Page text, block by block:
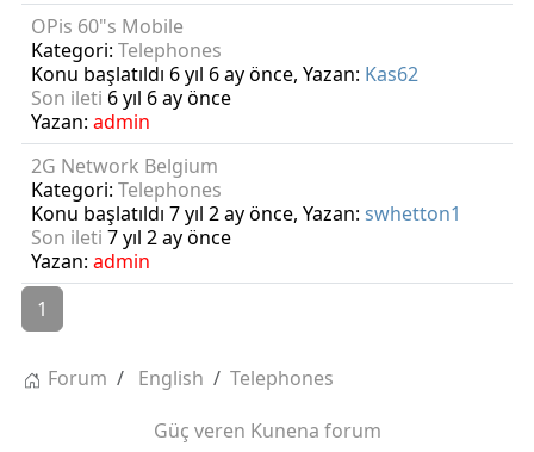
OPis 60"s Mobile
Kategori: Telephones
Konu başlatıldı 6 yıl 6 ay önce, Yazan: Kas62
Son ileti 6 yıl 6 ay önce
Yazan: admin
2G Network Belgium
Kategori: Telephones
Konu başlatıldı 7 yıl 2 ay önce, Yazan: swhetton1
Son ileti 7 yıl 2 ay önce
Yazan: admin
1
Forum English
Telephones
Güç veren Kunena forum